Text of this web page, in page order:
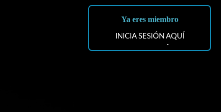
Ya eres miembro
INICIA SESIÓN AQUÍ